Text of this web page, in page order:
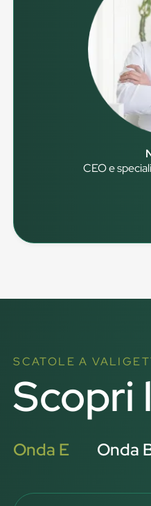
CEO e
SCATOLE A
Scopri
Onda E Onda